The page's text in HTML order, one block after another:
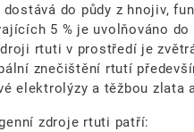
do půdy z hnojiv,
5 % je uvolňováno
rtuti v prostředí je
znečištění rtutí
elektrolýzy a těžbou zlata
zdroje rtuti patří: